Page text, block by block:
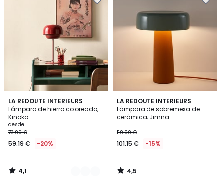
LA REDOUTE INTERIEURS
Lámpara de hierro coloreado,
Kinoko
desde
73.99 €
59.19 € -20%
4,1
/ 5
4
Colores
4,1
/
LA REDOUTE INTERIEURS
Lámpara de sobremesa de
cerámica, Jimna
119.00 €
101.15 € -15%
4,5
/ 5
4,5
/